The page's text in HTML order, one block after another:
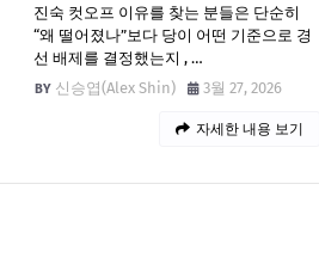
진숙 컷오프 이유를 찾는 분들은 단순히
“왜 떨어졌나”보다 당이 어떤 기준으로 경
선 배제를 결정했는지 , …
신승엽(Alex Shin)
3월 27, 2026
자세한 내용 보기